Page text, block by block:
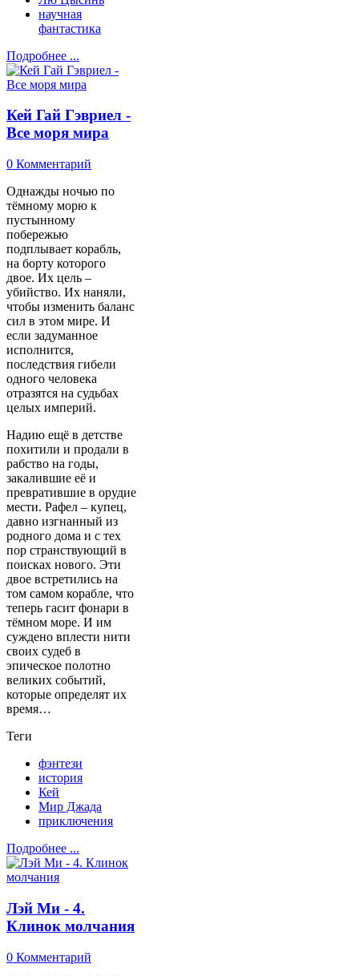
научная
фантастика
Подробнее ...
Кей Гай Гэвриел -
Все моря мира
0 Комментарий
Однажды ночью по
тёмному морю к
пустынному
побережью
подплывает корабль,
на борту которого
двое. Их цель –
убийство. Их наняли,
чтобы изменить баланс
сил в этом мире. И
если задуманное
исполнится,
последствия гибели
одного человека
отразятся на судьбах
целых империй.
Надию ещё в детстве
похитили и продали в
рабство на годы,
закалившие её и
превратившие в орудие
мести. Рафел – купец,
давно изгнанный из
родного дома и с тех
пор странствующий в
поисках нового. Эти
двое встретились на
том самом корабле, что
теперь гасит фонари в
тёмном море. И им
суждено вплести нити
своих судеб в
эпическое полотно
великих событий,
которые определят их
время…
Теги
фэнтези
история
Кей
Мир Джада
приключения
Подробнее ...
Лэй Ми - 4.
Клинок молчания
0 Комментарий